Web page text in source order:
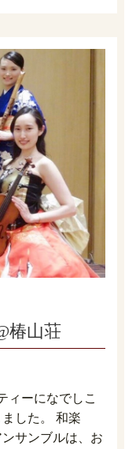
椿山荘
ィーになでしこ
した。 和楽
サンブルは、お